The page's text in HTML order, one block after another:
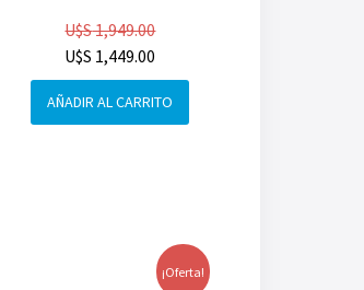
U$S1,949.00
U$S 1,449.00
AÑADIR AL CARRITO
¡Oferta!